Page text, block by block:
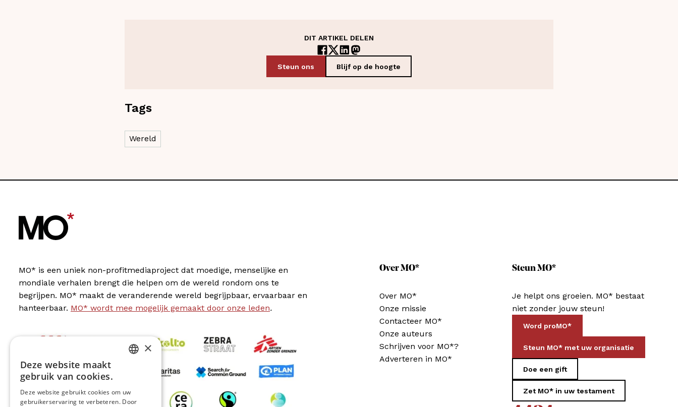
DIT ARTIKEL DELEN
Steun ons Blijf op de hoogte
Tags
Wereld
MO* is een uniek non-profitmediaproject dat moedige, menselijke en
mondiale verhalen brengt die helpen om de wereld rondom ons te
begrijpen. MO* maakt de veranderende wereld begrijpbaar, ervaarbaar en
hanteerbaar. MO* wordt mee mogelijk gemaakt door onze leden.
Over MO*
Over MO*
Onze missie
Contacteer MO*
Onze auteurs
Schrijven voor MO*?
Adverteren in MO*
Steun MO*
Je helpt ons groeien. MO* bestaat
niet zonder jouw steun!
Word proMO*
Steun MO* met uw organisatie
Doe een gift
Zet MO* in uw testament
×
Deze website maakt
gebruik van cookies.
Deze website gebruikt cookies om uw
gebruikerservaring te verbeteren. Door